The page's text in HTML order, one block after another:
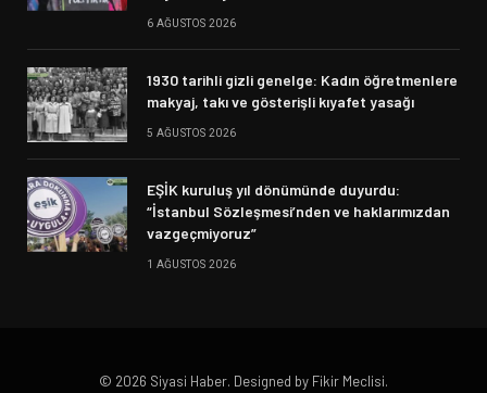
6 AĞUSTOS 2026
1930 tarihli gizli genelge: Kadın öğretmenlere
makyaj, takı ve gösterişli kıyafet yasağı
5 AĞUSTOS 2026
EŞİK kuruluş yıl dönümünde duyurdu:
“İstanbul Sözleşmesi’nden ve haklarımızdan
vazgeçmiyoruz”
1 AĞUSTOS 2026
© 2026 Siyasi Haber. Designed by Fikir Meclisi.